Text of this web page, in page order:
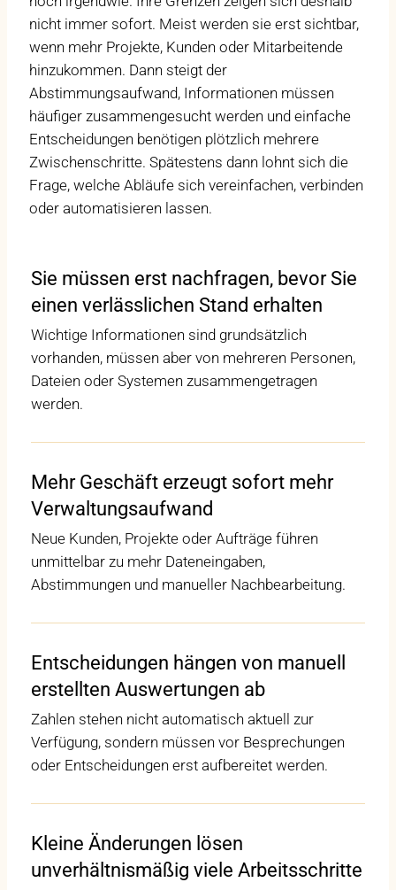
nicht immer sofort. Meist werden sie erst sichtbar,
wenn mehr Projekte, Kunden oder Mitarbeitende
hinzukommen. Dann steigt der
Abstimmungsaufwand, Informationen müssen
häufiger zusammengesucht werden und einfache
Entscheidungen benötigen plötzlich mehrere
Zwischenschritte. Spätestens dann lohnt sich die
Frage, welche Abläufe sich vereinfachen, verbinden
oder automatisieren lassen.
Sie müssen erst nachfragen, bevor Sie
einen verlässlichen Stand erhalten
Wichtige Informationen sind grundsätzlich
vorhanden, müssen aber von mehreren Personen,
Dateien oder Systemen zusammengetragen
werden.
Mehr Geschäft erzeugt sofort mehr
Verwaltungsaufwand
Neue Kunden, Projekte oder Aufträge führen
unmittelbar zu mehr Dateneingaben,
Abstimmungen und manueller Nachbearbeitung.
Entscheidungen hängen von manuell
erstellten Auswertungen ab
Zahlen stehen nicht automatisch aktuell zur
Verfügung, sondern müssen vor Besprechungen
oder Entscheidungen erst aufbereitet werden.
Kleine Änderungen lösen
unverhältnismäßig viele Arbeitsschritte